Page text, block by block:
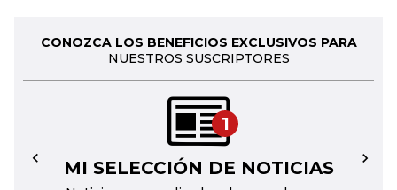
CONOZCA LOS BENEFICIOS EXCLUSIVOS PARA
NUESTROS SUSCRIPTORES
1
MI SELECCIÓN DE NOTICIAS
← →